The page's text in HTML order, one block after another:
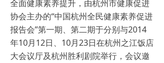
全面健康素养提升，由杭州市健康促进
协会主办的“中国杭州全民健康素养促进
报告会”第一期、第二期于分别与2014
年10月12日、10月23日在杭州之江饭店
大会议厅及杭州胜利剧院举行，会议邀